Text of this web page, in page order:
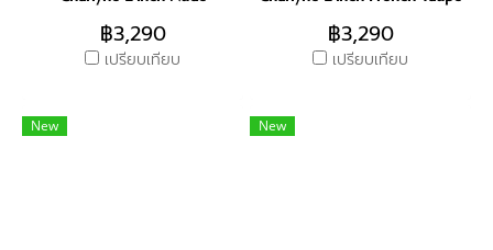
฿3,290
เปรียบเทียบ
฿3,290
เปรียบเทียบ
New New